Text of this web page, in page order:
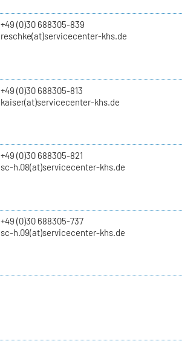
+49 (0)30 688305-839
reschke(at)servicecenter-khs.de
+49 (0)30 688305-813
kaiser(at)servicecenter-khs.de
+49 (0)30 688305-821
sc-h.08(at)servicecenter-khs.de
+49 (0)30 688305-737
sc-h.09(at)servicecenter-khs.de